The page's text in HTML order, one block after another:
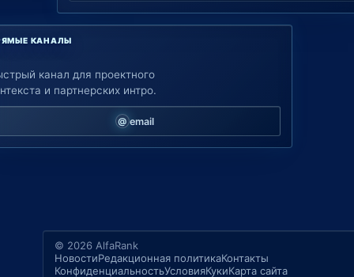
КАНАЛЫ
канал для проектного
и партнерских интро.
email
© 2026 AlfaRank
НовостиРедакционная политикаКонтакты
КонфиденциальностьУсловияКукиКарта сайта